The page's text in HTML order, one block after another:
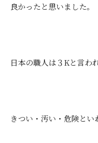
良かったと思いました。
日本の職人は３Kと言わ
きつい・汚い・危険とい